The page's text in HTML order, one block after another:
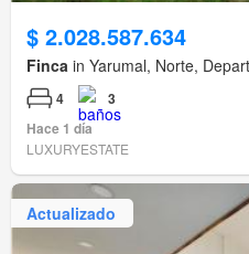
$ 2.028.587.634
Finca in Yarumal, Norte,
4
3
Hace 1 día
LUXURYESTATE
Actualizado